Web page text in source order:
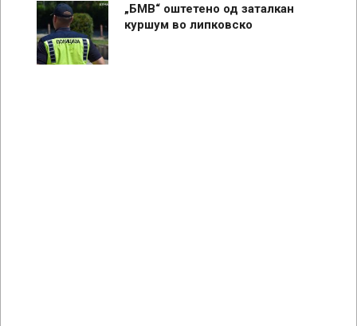
„БМВ“ оштетено од заталкан
куршум во липковско